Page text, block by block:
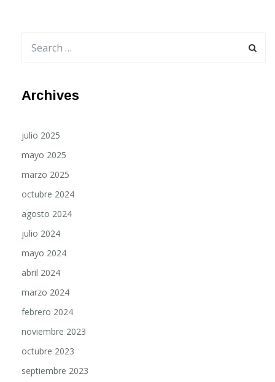
mayo 2025
marzo 2025
octubre 2024
agosto 2024
julio 2024
mayo 2024
abril 2024
marzo 2024
febrero 2024
noviembre 2023
octubre 2023
septiembre 2023
agosto 2023